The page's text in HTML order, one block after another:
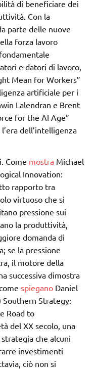
di beneficiare dei
Con la
parte delle nuove
forza lavoro
e datori di lavoro,
Mean for Workers”
artificiale per i
Lalendran e Brent
for the AI ​​Age”
dell’intelligenza
Come mostra Michael
Innovation:
rapporto tra
virtuoso che si
pressione sui
la produttività,
domanda di
se la pressione
il motore della
successiva dimostra
spiegano Daniel
Southern Strategy:
Road to
del XX secolo, una
che alcuni
investimenti
ciò non si